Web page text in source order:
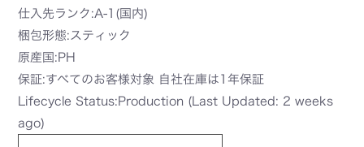
仕入先ランク:A-1(国内)
梱包形態:スティック
原産国:PH
保証:すべてのお客様対象 自社在庫は1年保証
Lifecycle Status:Production (Last Updated: 2 weeks
ago)